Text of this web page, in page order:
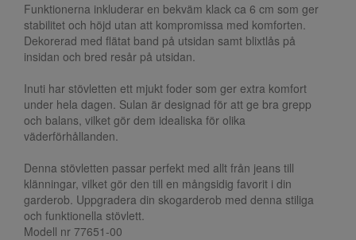
Funktionerna inkluderar en bekväm klack ca 6 cm som ger
stabilitet och höjd utan att kompromissa med komforten.
Dekorerad med flätat band på utsidan samt blixtlås på
insidan och bred resår på utsidan.
Inuti har stövletten ett mjukt foder som ger extra komfort
under hela dagen. Sulan är designad för att ge bra grepp
och balans, vilket gör dem idealiska för olika
väderförhållanden.
Denna stövletten passar perfekt med allt från jeans till
klänningar, vilket gör den till en mångsidig favorit i din
garderob. Uppgradera din skogarderob med denna stiliga
och funktionella stövlett.
Modell nr 77651-00